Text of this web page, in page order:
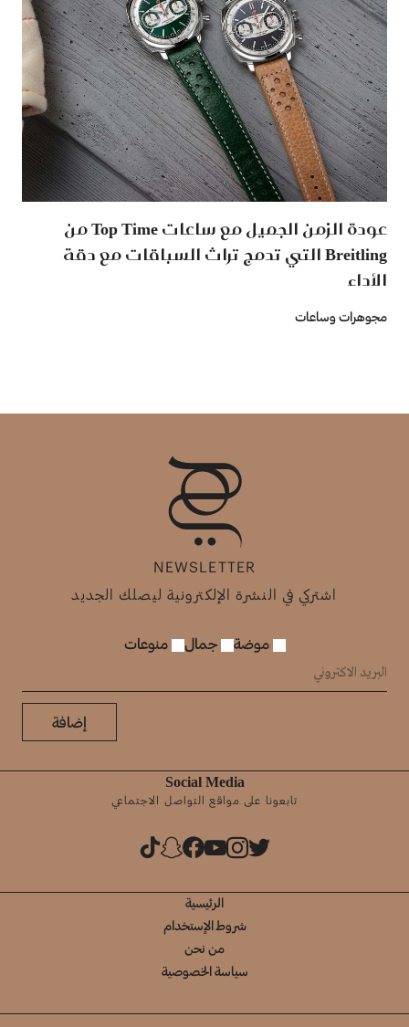
عودة الزمن الجميل مع ساعات Top Time من
Breitling التي تدمج تراث السباقات مع دقة
الأداء
مجوهرات وساعات
NEWSLETTER
اشتركي في النشرة الإلكترونية ليصلك الجديد
موضة جمال منوعات
إضافة
Social Media
تابعونا على مواقع التواصل الاجتماعي
الرئيسية
شروط الإستخدام
من نحن
سياسة الخصوصية